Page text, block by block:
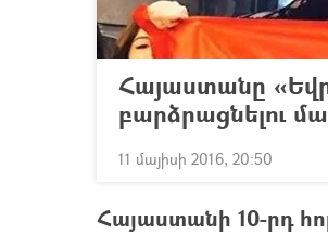
Հայաստանը
բարձրացնելու
11 մայիսի 2016, 20:50
Հայաստանի 10-րդ